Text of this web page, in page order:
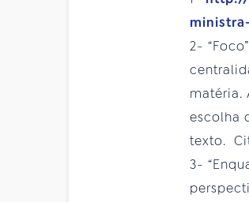
2-
matéria.
escolha
texto.
3-